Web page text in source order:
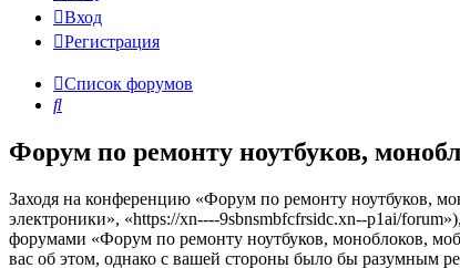
Вход
Регистрация
Список форумов
Поиск
Форум по ремонту ноутбуков,
Заходя на конференцию «Форум по ремонту ноутбуков,
электроники», «https://xn----9sbnsmbfcfrsidc.xn--p1ai/
форумами «Форум по ремонту ноутбуков, моноблоков,
вас об этом, однако с вашей стороны было бы разумным